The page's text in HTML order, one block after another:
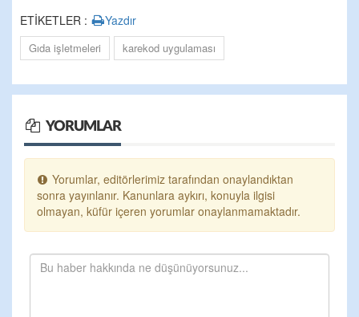
ETİKETLER : Yazdır
Gıda işletmeleri karekod uygulaması
YORUMLAR
Yorumlar, editörlerimiz tarafından onaylandıktan
sonra yayınlanır. Kanunlara aykırı, konuyla ilgisi
olmayan, küfür içeren yorumlar onaylanmamaktadır.